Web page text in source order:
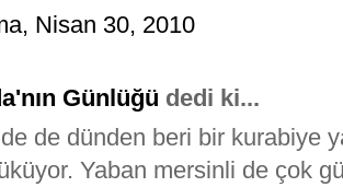
Nisan 30, 2010
Günlüğü dedi ki...
de dünden beri bir kurabiye
Yaban mersinli de çok